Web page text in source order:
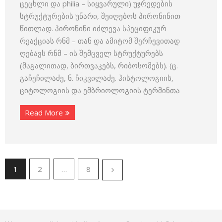
ცეცხლი და philia – სიყვარული) უჯრედების
სტრუქტურების უნარი, შეიღებოს პირონინით
წითლად. პირონინი იძლევა სპეციფიკურ
რეაქციას რნმ – თან და ამიტომ შერჩევითად
ღებავს რნმ – ის შემცველ სტრუქტურებს
(მაგალითად, ბირთვაკებს, რიბოსომებს). (ც.
გაჩეჩილაძე, ნ. ჩიკვილაძე. ჰისტოლოგიის,
ციტოლოგიის და ემბრიოლოგიის ტერმინთა
Read More
1 2 … 8